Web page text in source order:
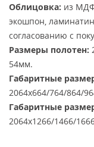
Облицовка: из
экошпон,
согласованию с
Размеры полотен:
54мм.
Габаритные
2064х664/764/864/
Габаритные
2064х1266/1466/